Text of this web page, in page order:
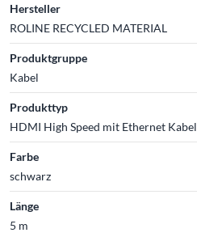
Hersteller
ROLINE RECYCLED MATERIAL
Produktgruppe
Kabel
Produkttyp
HDMI High Speed mit Ethernet Kabel
Farbe
schwarz
Länge
5 m